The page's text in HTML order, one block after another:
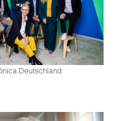
Deutschland